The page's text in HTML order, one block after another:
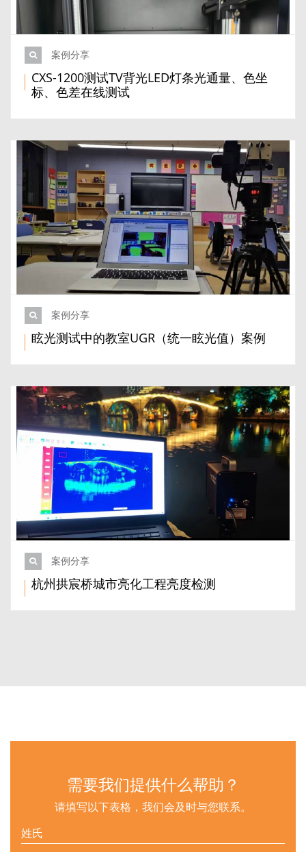
案例分享
CXS-1200测试TV背光LED灯条光通量、色坐
标、色差在线测试
案例分享
眩光测试中的教室UGR（统一眩光值）案例
案例分享
杭州拱宸桥城市亮化工程亮度检测
需要我们提供什么帮助？
请填写以下表格，我们会及时与您联系。